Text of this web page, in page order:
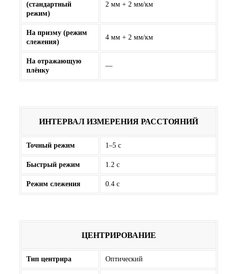
(стандартный
режим)
2 мм + 2 мм/км
На призму (режим
слежения)
4 мм + 2 мм/км
На отражающую
плёнку
—
ИНТЕРВАЛ ИЗМЕРЕНИЯ РАССТОЯНИЙ
Точный режим 1–5 с
Быстрый режим 1.2 с
Режим слежения 0.4 с
ЦЕНТРИРОВАНИЕ
Тип центрира Оптический